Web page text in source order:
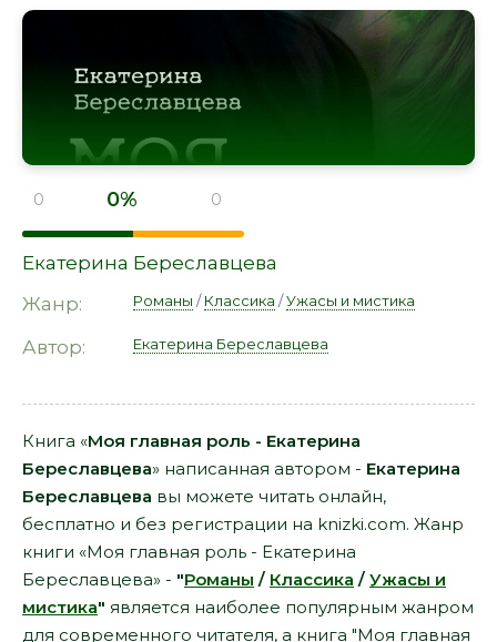
0 0% 0
Екатерина Береславцева
Жанр:
Романы /Классика /Ужасы и мистика
Автор: Екатерина Береславцева
Книга «Моя главная роль - Екатерина
Береславцева» написанная автором - Екатерина
Береславцева вы можете читать онлайн,
бесплатно и без регистрации на knizki.com. Жанр
книги «Моя главная роль - Екатерина
Береславцева» - "Романы / Классика / Ужасы и
мистика" является наиболее популярным жанром
для современного читателя, а книга "Моя главная